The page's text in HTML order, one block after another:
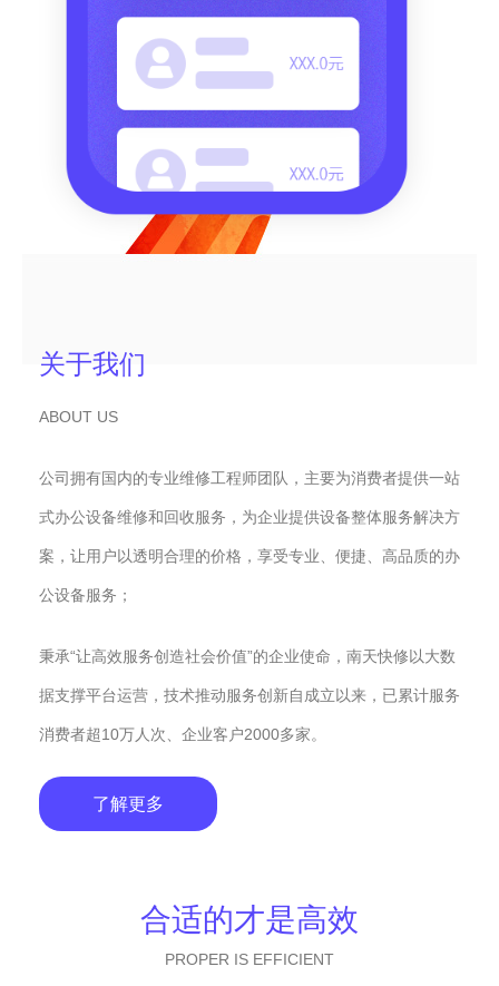
关于我们
ABOUT US
公司拥有国内的专业维修工程师团队，主要为消费者提供一站
式办公设备维修和回收服务，为企业提供设备整体服务解决方
案，让用户以透明合理的价格，享受专业、便捷、高品质的办
公设备服务；
秉承“让高效服务创造社会价值”的企业使命，南天快修以大数
据支撑平台运营，技术推动服务创新自成立以来，已累计服务
消费者超10万人次、企业客户2000多家。
了解更多
合适的才是高效
PROPER IS EFFICIENT